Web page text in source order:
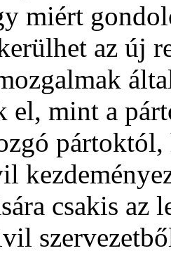
miért
az új
el, mint a
csakis az